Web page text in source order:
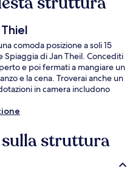
comoda posizione a soli 15
Spiaggia di Jan Theil. Concediti
e poi fermati a mangiare un
e la cena. Troverai anche un
in camera includono
struttura